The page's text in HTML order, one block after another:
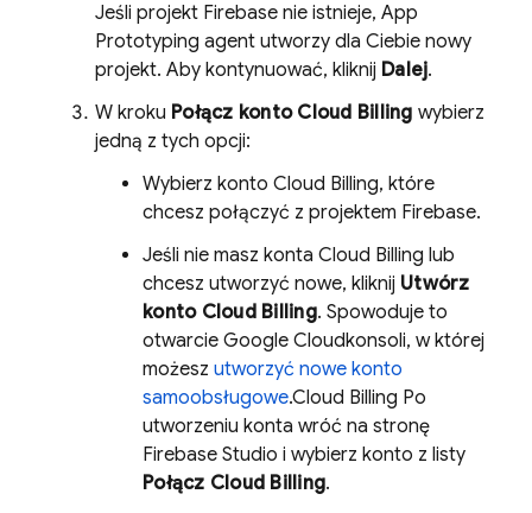
Jeśli projekt Firebase nie istnieje, App
Prototyping agent utworzy dla Ciebie nowy
projekt. Aby kontynuować, kliknij Dalej.
W kroku Połącz konto Cloud Billing wybierz
jedną z tych opcji:
Wybierz konto Cloud Billing, które
chcesz połączyć z projektem Firebase.
Jeśli nie masz konta Cloud Billing lub
chcesz utworzyć nowe, kliknij Utwórz
konto Cloud Billing. Spowoduje to
otwarcie Google Cloudkonsoli, w której
możesz utworzyć nowe konto
samoobsługowe.Cloud Billing Po
utworzeniu konta wróć na stronę
Firebase Studio i wybierz konto z listy
Połącz Cloud Billing.